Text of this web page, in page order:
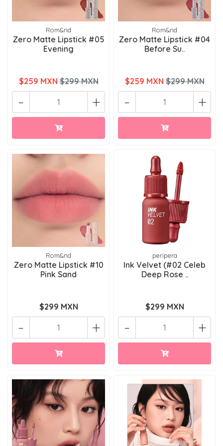
Rom&nd
Zero Matte Lipstick #05
Evening
$259 MXN $299 MXN
+
-
Rom&nd
Zero Matte Lipstick #04
Before Su..
$259 MXN $299 MXN
+
-
Rom&nd
Zero Matte Lipstick #10
Pink Sand
$299 MXN
+
-
peripera
Ink Velvet (#02 Celeb
Deep Rose ..
$299 MXN
+
-